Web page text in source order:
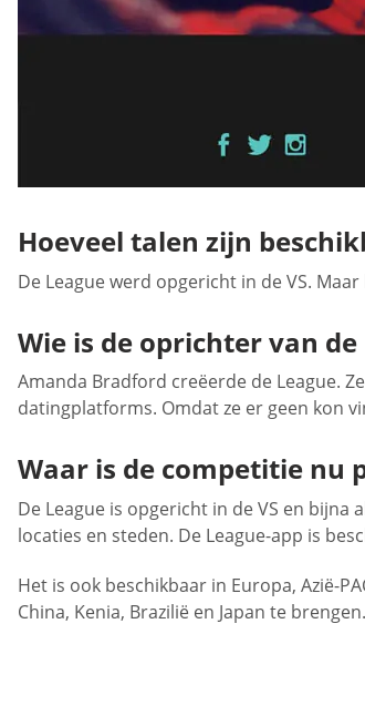
Hoeveel talen zijn
De League werd opgericht in de VS.
Wie is de oprichter van de
Amanda Bradford creëerde de League.
datingplatforms. Omdat ze er geen kon
Waar is de competitie nu
De League is opgericht in de VS en
locaties en steden. De League-app is
Het is ook beschikbaar in Europa, Azië-
China, Kenia, Brazilië en Japan te brengen.